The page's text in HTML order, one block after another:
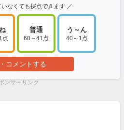
なくても採点できます ／
点
普通
60～41点
う～ん
40～1点
コメントする
ンサーリンク